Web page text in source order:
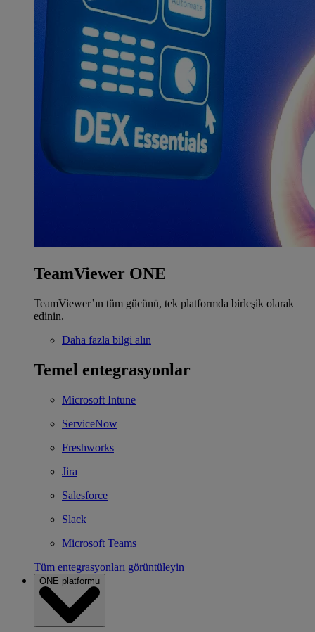
TeamViewer ONE
TeamViewer’ın tüm gücünü, tek platformda birleşik olarak
edinin.
Daha fazla bilgi alın
Temel entegrasyonlar
Microsoft Intune
ServiceNow
Freshworks
Jira
Salesforce
Slack
Microsoft Teams
Tüm entegrasyonları görüntüleyin
ONE platformu